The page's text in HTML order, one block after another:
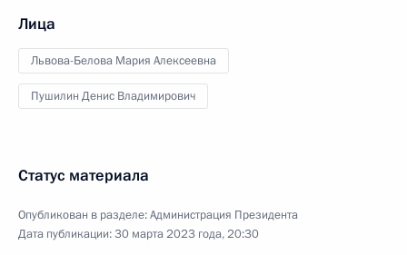
Лица
Львова-Белова Мария Алексеевна
Пушилин Денис Владимирович
Статус материала
Опубликован в разделе:Администрация Президента
Дата публикации:30 марта 2023 года, 20:30